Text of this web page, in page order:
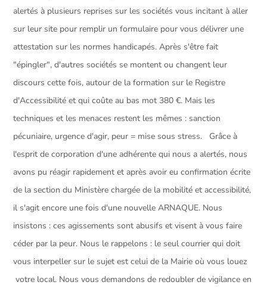
alertés à plusieurs reprises sur les sociétés vous incitant à aller
sur leur site pour remplir un formulaire pour vous délivrer une
attestation sur les normes handicapés. Après s'être fait
"épingler", d'autres sociétés se montent ou changent leur
discours cette fois, autour de la formation sur le Registre
d'Accessibilité et qui coûte au bas mot 380 €. Mais les
techniques et les menaces restent les mêmes : sanction
pécuniaire, urgence d'agir, peur = mise sous stress. Grâce à
l'esprit de corporation d'une adhérente qui nous a alertés, nous
avons pu réagir rapidement et après avoir eu confirmation écrite
de la section du Ministère chargée de la mobilité et accessibilité,
il s'agit encore une fois d'une nouvelle ARNAQUE. Nous
insistons : ces agissements sont abusifs et visent à vous faire
céder par la peur. Nous le rappelons : le seul courrier qui doit
vous interpeller sur le sujet est celui de la Mairie où vous louez
votre local. Nous vous demandons de redoubler de vigilance en